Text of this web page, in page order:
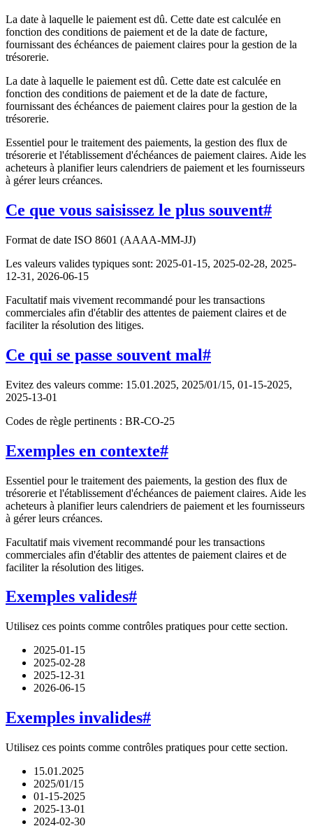
La date à laquelle le paiement est dû. Cette date est calculée en
fonction des conditions de paiement et de la date de facture,
fournissant des échéances de paiement claires pour la gestion de la
trésorerie.
La date à laquelle le paiement est dû. Cette date est calculée en
fonction des conditions de paiement et de la date de facture,
fournissant des échéances de paiement claires pour la gestion de la
trésorerie.
Essentiel pour le traitement des paiements, la gestion des flux de
trésorerie et l'établissement d'échéances de paiement claires. Aide les
acheteurs à planifier leurs calendriers de paiement et les fournisseurs
à gérer leurs créances.
Ce que vous saisissez le plus souvent#
Format de date ISO 8601 (AAAA-MM-JJ)
Les valeurs valides typiques sont: 2025-01-15, 2025-02-28, 2025-
12-31, 2026-06-15
Facultatif mais vivement recommandé pour les transactions
commerciales afin d'établir des attentes de paiement claires et de
faciliter la résolution des litiges.
Ce qui se passe souvent mal#
Evitez des valeurs comme: 15.01.2025, 2025/01/15, 01-15-2025,
2025-13-01
Codes de règle pertinents : BR-CO-25
Exemples en contexte#
Essentiel pour le traitement des paiements, la gestion des flux de
trésorerie et l'établissement d'échéances de paiement claires. Aide les
acheteurs à planifier leurs calendriers de paiement et les fournisseurs
à gérer leurs créances.
Facultatif mais vivement recommandé pour les transactions
commerciales afin d'établir des attentes de paiement claires et de
faciliter la résolution des litiges.
Exemples valides#
Utilisez ces points comme contrôles pratiques pour cette section.
2025-01-15
2025-02-28
2025-12-31
2026-06-15
Exemples invalides#
Utilisez ces points comme contrôles pratiques pour cette section.
15.01.2025
2025/01/15
01-15-2025
2025-13-01
2024-02-30